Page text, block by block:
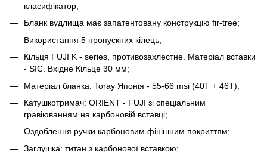
класифікатор;
Бланк вудлища має запатентовану конструкцію fir-tree;
Використання 5 пропускних кілець;
Кільця FUJI K - series, противозахлестне. Матеріал вставки
- SIC. Вхідне Кільце 30 мм;
Матеріал бланка: Toray Японія - 55-66 msi (40T + 46Т);
Катушкотримач: ORIENT - FUJI зі спеціальним
гравіюванням на карбоновій вставці;
Оздоблення ручки карбоновим фінішним покриттям;
Заглушка: титан з карбонової вставкою;